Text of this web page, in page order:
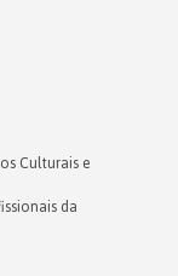
Culturais e
da